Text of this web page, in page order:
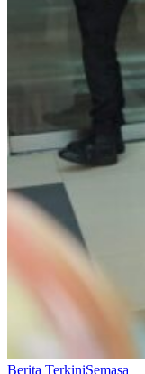
Berita TerkiniSemasa